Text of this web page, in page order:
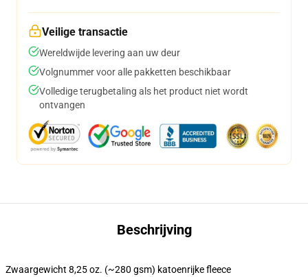
Veilige transactie
Wereldwijde levering aan uw deur
Volgnummer voor alle pakketten beschikbaar
Volledige terugbetaling als het product niet wordt
ontvangen
Beschrijving
Zwaargewicht 8,25 oz. (~280 gsm) katoenrijke fleece